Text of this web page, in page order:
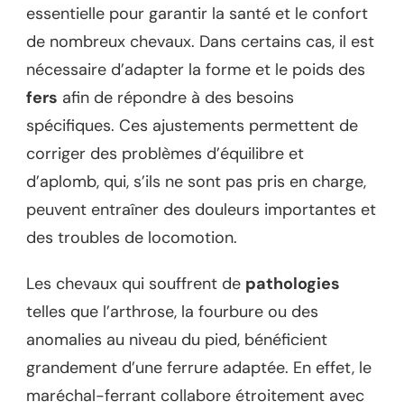
essentielle pour garantir la santé et le confort
de nombreux chevaux. Dans certains cas, il est
nécessaire d’adapter la forme et le poids des
fers afin de répondre à des besoins
spécifiques. Ces ajustements permettent de
corriger des problèmes d’équilibre et
d’aplomb, qui, s’ils ne sont pas pris en charge,
peuvent entraîner des douleurs importantes et
des troubles de locomotion.
Les chevaux qui souffrent de pathologies
telles que l’arthrose, la fourbure ou des
anomalies au niveau du pied, bénéficient
grandement d’une ferrure adaptée. En effet, le
maréchal-ferrant collabore étroitement avec